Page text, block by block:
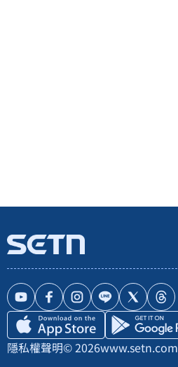
隱私權聲明© 2026www.setn.com